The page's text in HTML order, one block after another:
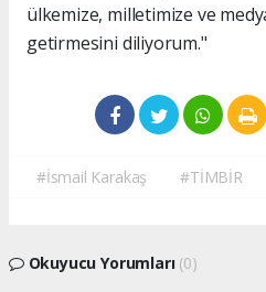
ülkemize, milletimize ve
getirmesini diliyorum."
#İsmail Karakaş #TİMBİR
Okuyucu Yorumları (0)